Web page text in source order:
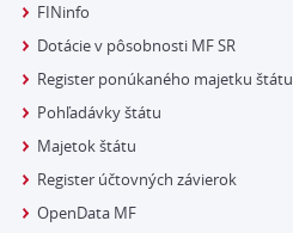
FINinfo
Dotácie v pôsobnosti MF SR
Register ponúkaného majetku štátu
Pohľadávky štátu
Majetok štátu
Register účtovných závierok
OpenData MF